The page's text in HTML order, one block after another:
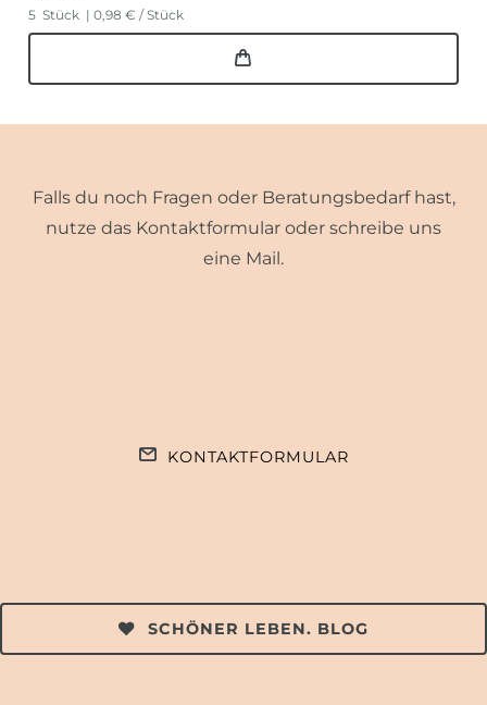
5 Stück | 0,98 € / Stück
Falls du noch Fragen oder Beratungsbedarf hast,
nutze das Kontaktformular oder schreibe uns
eine Mail.
KONTAKTFORMULAR
SCHÖNER LEBEN. BLOG